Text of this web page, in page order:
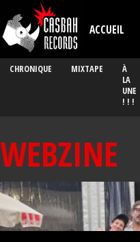
Aller au contenu principal
ACCUEIL
CHRONIQUE MIXTAPE
À
LA
UNE
! ! !
WEBZINE